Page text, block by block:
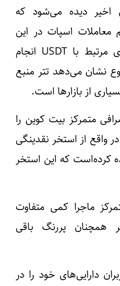
اخیر دیده می‌شود که
اسپات در این
پلتفرم‌ها روی جفتهای مرتبط با USDT انجام
نشان می‌دهد تتر منبع
از بازارها است.
متمرکز بیت کوین را
واقع از استخر نقدینگی
کرده‌است که این استخر
ماجرا کمی متفاوت
پررنگ باقی
دارایی‌های خود را در